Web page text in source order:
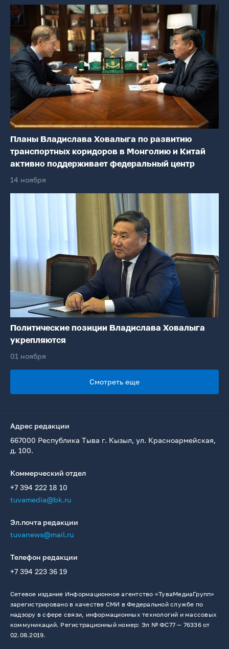
Планы Владислава Ховалыга по развитию
транспортных коридоров в Монголию и Китай
активно поддерживает федеральный центр
14 ноября
Политические позиции Владислава Ховалыга
укрепляются
01 ноября
Смотреть еще
Адрес редакции
667000 Республика Тыва г. Кызыл, ул. Красноармейская,
д. 100.
Коммерческий отдел
+7 394 222 18 10
tuvamedia@bk.ru
Эл.почта редакции
tuvanews@mail.ru
Телефон редакции
+7 394 223 36 19
Сетевое издание Информационное агентство «ТуваМедиаГрупп»
зарегистрировано в качестве СМИ в Федеральной службе по
надзору в сфере связи, информационных технологий и массовых
коммуникаций. Регистрационный номер: Эл № ФС77 — 76336 от
02.08.2019.